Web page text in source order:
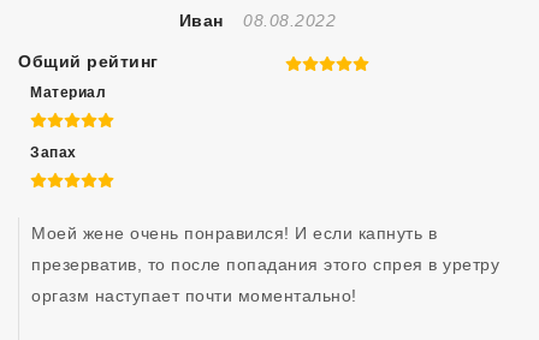
Иван Отзыв Создан
08.08.2022
Общий рейтинг 5 из 5
Материал
5 из 5
Запах
5 из 5
Моей жене очень понравился! И если капнуть в
презерватив, то после попадания этого спрея в уретру
оргазм наступает почти моментально!